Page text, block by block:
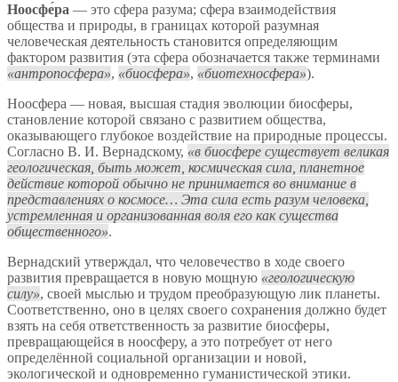
Ноосфе́ра — это сфера разума; сфера взаимодействия
общества и природы, в границах которой разумная
человеческая деятельность становится определяющим
фактором развития (эта сфера обозначается также терминами
антропосфера , биосфера , биотехносфера ).
Ноосфера — новая, высшая стадия эволюции биосферы,
становление которой связано с развитием общества,
оказывающего глубокое воздействие на природные процессы.
Согласно В. И. Вернадскому,
в биосфере существует великая
геологическая, быть может, космическая сила, планетное
действие которой обычно не принимается во внимание в
представлениях о космосе… Эта сила есть разум человека,
устремленная и организованная воля его как существа
общественного .
Вернадский утверждал, что человечество в ходе своего
развития превращается в новую мощную
геологическую
силу , своей мыслью и трудом преобразующую лик планеты.
Соответственно, оно в целях своего сохранения должно будет
взять на себя ответственность за развитие биосферы,
превращающейся в ноосферу, а это потребует от него
определённой социальной организации и новой,
экологической и одновременно гуманистической этики.